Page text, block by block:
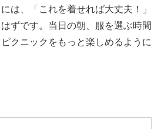
は、「これを着せれば大丈夫！」
ずです。当日の朝、服を選ぶ時間
クニックをもっと楽しめるように